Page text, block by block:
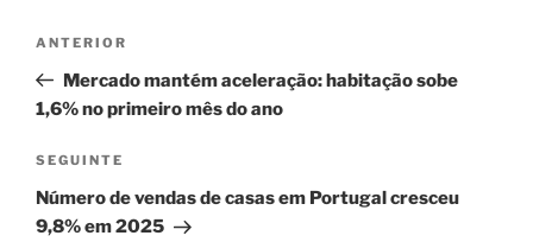
artigos
Conteúdo
anterior
ANTERIOR
Mercado mantém aceleração: habitação sobe
1,6% no primeiro mês do ano
Conteúdo
seguinte
SEGUINTE
Número de vendas de casas em Portugal cresceu
9,8% em 2025